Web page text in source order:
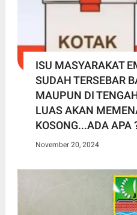
ISU MASYARAKAT
SUDAH TERSEBAR
MAUPUN DI
LUAS AKAN
KOSONG...ADA APA
November 20, 2024